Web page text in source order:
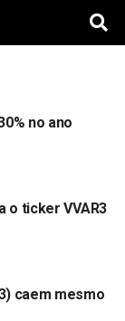
no ano
o ticker VVAR3
caem mesmo